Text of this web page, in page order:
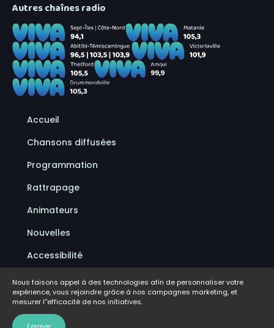
Autres chaînes radio
Accueil
Chansons diffusées
Programmation
Rattrapage
Animateurs
Nouvelles
Accessibilité
Politique de confidentialité
Conditions d'utilisation
FAQ
Nous faisons appel à des technologies afin de personnaliser votre
expérience, vous rejoindre grâce à nos campagnes marketing, et
mesurer l''efficacité de nos initiatives.